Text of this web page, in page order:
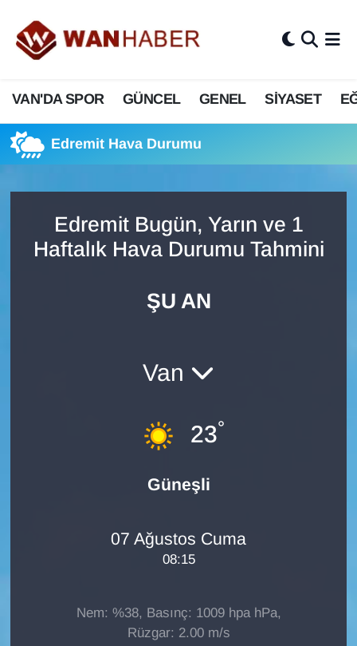
VAN'DA SPOR GÜNCEL GENEL SİYASET
Edremit Hava Durumu
Edremit Bugün, Yarın ve 1
Haftalık Hava Durumu Tahmini
ŞU AN
Van
23°
Güneşli
07 Ağustos Cuma
08:15
Nem: %38, Basınç: 1009 hpa hPa,
Rüzgar: 2.00 m/s
3.SAYFA
ASAYİŞ
BİLİM VE TEKNOLOJİ
Bölge Haberleri
En çok konuşulanlar
Van Nöbetçi Eczaneler
Van Hava Durumu
Van Namaz Vakitleri
Süper Lig Puan Durumu ve Fikstür
Son Dakika Haberleri